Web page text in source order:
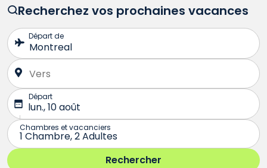
Recherchez vos prochaines vacances